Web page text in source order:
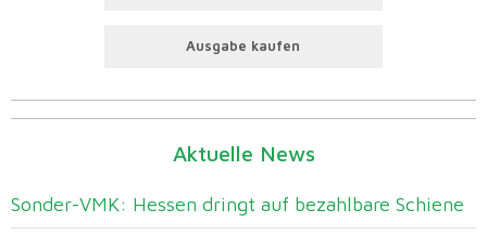
Ausgabe kaufen
Aktuelle News
Sonder-VMK: Hessen dringt auf bezahlbare Schiene